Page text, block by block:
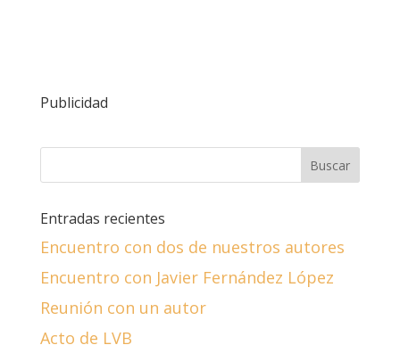
Publicidad
Entradas recientes
Encuentro con dos de nuestros autores
Encuentro con Javier Fernández López
Reunión con un autor
Acto de LVB